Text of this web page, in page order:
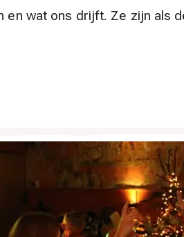
en wat ons drijft. Ze zijn als